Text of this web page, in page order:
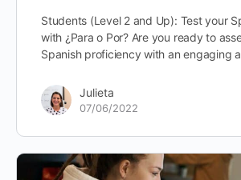
Students (Level 2 and Up): Test your
with ¿Para o Por? Are you ready to
Spanish proficiency with an engaging
Julieta
07/06/2022